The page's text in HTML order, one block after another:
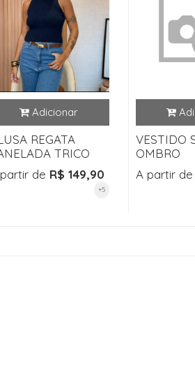
REGATA
TRICO
de R$ 149,90
+5
VESTIDO
OMBRO
A partir de